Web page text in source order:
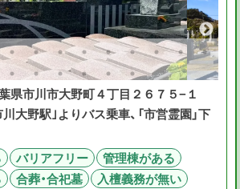
県市川市大野町４丁目２６７５−１
大野駅｣よりバス乗車、「市営霊園」下
バリアフリー
管理棟がある
合葬・合祀墓
入檀義務が無い